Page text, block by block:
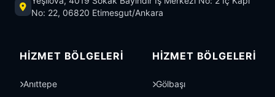
No: 22, 06820 Etimesgut/Ankara
HIZMET BÖLGELERI
Anıttepe
HIZMET BÖLGELERI
Gölbaşı